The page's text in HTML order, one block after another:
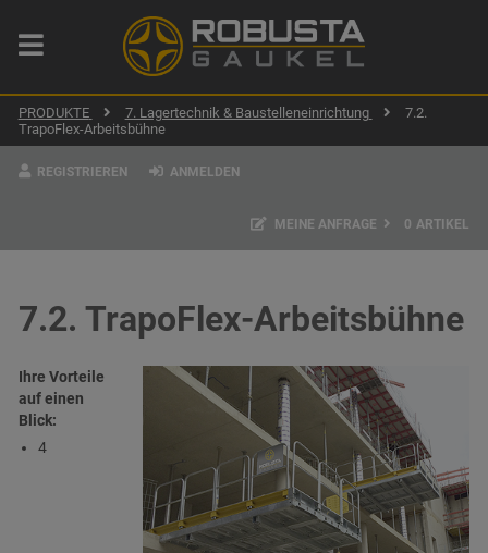
PRODUKTE 7. Lagertechnik & Baustelleneinrichtung
7.2.
TrapoFlex-Arbeitsbühne
REGISTRIEREN ANMELDEN
MEINE ANFRAGE 0 ARTIKEL
7.2. TrapoFlex-Arbeitsbühne
Ihre Vorteile
auf einen
Blick:
4